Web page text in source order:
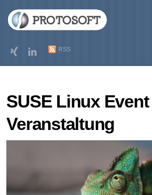
RSS
SUSE Linux Event
Veranstaltung